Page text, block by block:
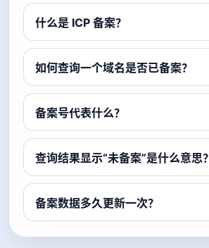
什么是 ICP 备案？
如何查询一个域名是否已备案？
备案号代表什么？
查询结果显示“未备案”是什么意思？
备案数据多久更新一次？